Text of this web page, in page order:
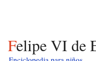
Felipe VI de